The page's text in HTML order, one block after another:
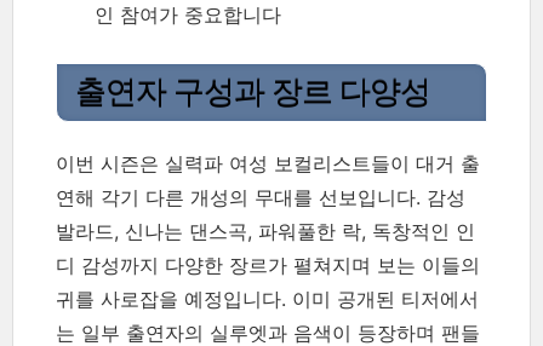
인 참여가 중요합니다
출연자 구성과 장르 다양성
이번 시즌은 실력파 여성 보컬리스트들이 대거 출
연해 각기 다른 개성의 무대를 선보입니다. 감성
발라드, 신나는 댄스곡, 파워풀한 락, 독창적인 인
디 감성까지 다양한 장르가 펼쳐지며 보는 이들의
귀를 사로잡을 예정입니다. 이미 공개된 티저에서
는 일부 출연자의 실루엣과 음색이 등장하며 팬들